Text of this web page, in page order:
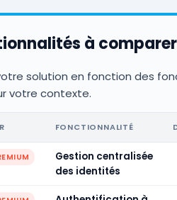
à comparer
solution en fonction des
votre contexte.
FONCTIONNALITÉ
Gestion centralisée
des identités